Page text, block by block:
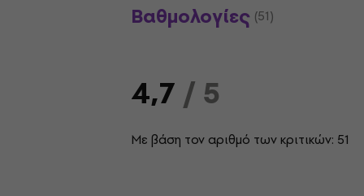
Βαθμολογίες (51)
4,7/ 5
Με βάση τον αριθμό των κριτικών: 51